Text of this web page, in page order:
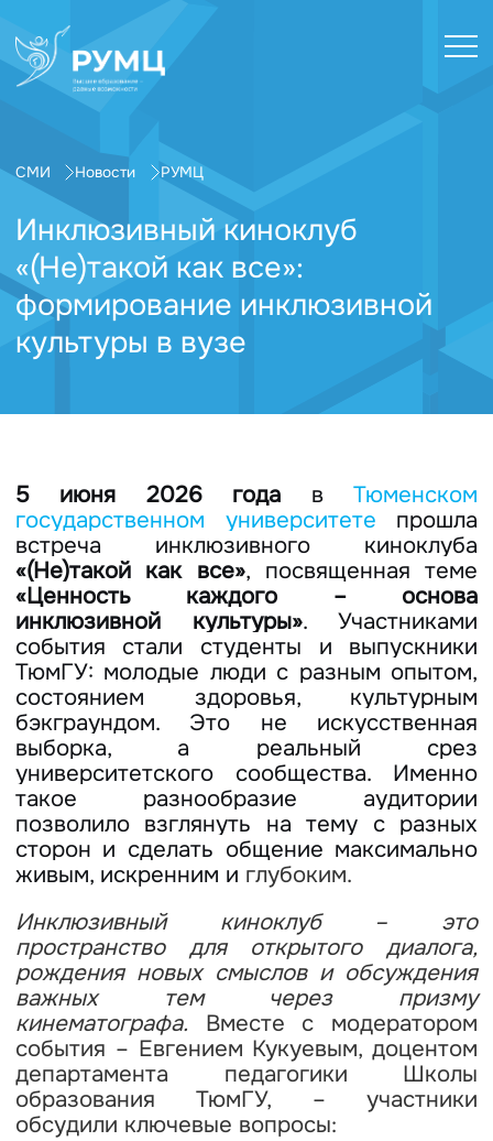
СМИ Новости РУМЦ
Инклюзивный киноклуб
«(Не)такой как все»:
формирование инклюзивной
культуры в вузе
5 июня 2026 года вТюменском
государственном университете прошла
встреча инклюзивного киноклуба
«(Не)такой как все», посвященная теме
«Ценность каждого – основа
инклюзивной культуры». Участниками
события стали студенты и выпускники
ТюмГУ: молодые люди с разным опытом,
состоянием здоровья, культурным
бэкграундом. Это не искусственная
выборка, а реальный срез
университетского сообщества. Именно
такое разнообразие аудитории
позволило взглянуть на тему с разных
сторон и сделать общение максимально
живым, искренним и глубоким.
Инклюзивный киноклуб – это
пространство для открытого диалога,
рождения новых смыслов и обсуждения
важных тем через призму
кинематографа. Вместе с модератором
события – Евгением Кукуевым, доцентом
департамента педагогики Школы
образования ТюмГУ, – участники
обсудили ключевые вопросы: